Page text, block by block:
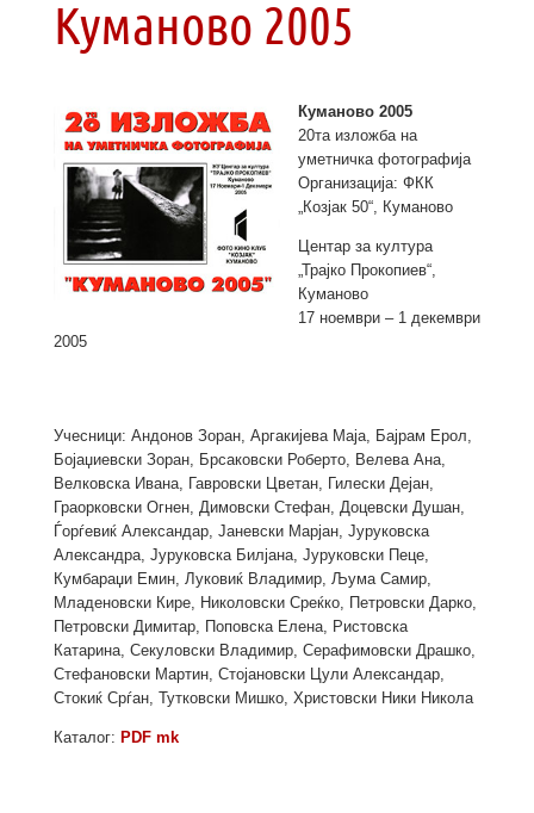
Куманово 2005
Куманово 2005
20та изложба на
уметничка фотографија
Организација: ФКК
„Козјак 50“, Куманово
Центар за култура
„Трајко Прокопиев“,
Куманово
17 ноември – 1 декември
2005
Учесници: Андонов Зоран, Аргакијева Маја, Бајрам Ерол,
Бојаџиевски Зоран, Брсаковски Роберто, Велева Ана,
Велковска Ивана, Гавровски Цветан, Гилески Дејан,
Граорковски Огнен, Димовски Стефан, Доцевски Душан,
Ѓорѓевиќ Александар, Јаневски Марјан, Јуруковска
Александра, Јуруковска Билјана, Јуруковски Пеце,
Кумбараџи Емин, Луковиќ Владимир, Љума Самир,
Младеновски Кире, Николовски Среќко, Петровски Дарко,
Петровски Димитар, Поповска Елена, Ристовска
Катарина, Секуловски Владимир, Серафимовски Драшко,
Стефановски Мартин, Стојановски Цули Александар,
Стокиќ Срѓан, Тутковски Мишко, Христовски Ники Никола
Каталог: PDF mk